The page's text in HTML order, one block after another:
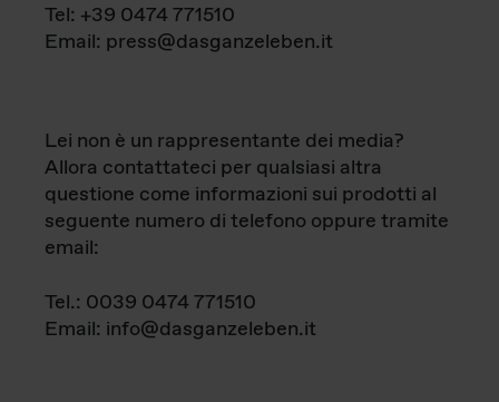
Tel: +39 0474 771510
Email: press@dasganzeleben.it
Lei non è un rappresentante dei media?
Allora contattateci per qualsiasi altra
questione come informazioni sui prodotti al
seguente numero di telefono oppure tramite
email:
Tel.: 0039 0474 771510
Email: info@dasganzeleben.it